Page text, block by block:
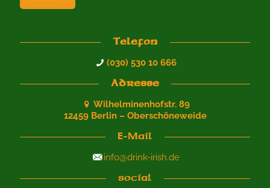
Telefon
(030) 530 10 666
Adresse
Wilhelminenhofstr. 89
12459 Berlin – Oberschöneweide
E-Mail
info@drink-irish.de
social